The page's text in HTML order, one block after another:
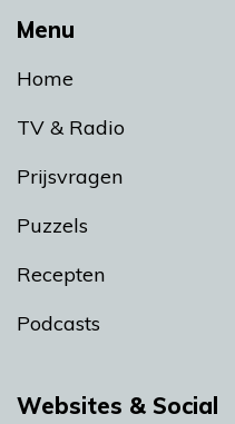
Menu
Home
TV & Radio
Prijsvragen
Puzzels
Recepten
Podcasts
Websites & Social